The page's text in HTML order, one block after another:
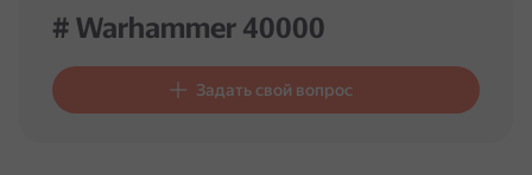
# Warhammer 40000
Задать свой вопрос